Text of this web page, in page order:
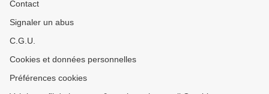
Contact
Signaler un abus
C.G.U.
Cookies et données personnelles
Préférences cookies